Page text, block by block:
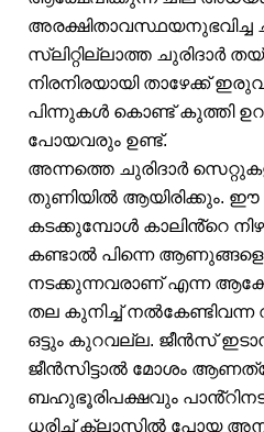
അരക്ഷിതാവസ്ഥയനുഭവിച്ച
സ്ലിറ്റില്ലാത്ത ചുരിദാർ
നിരനിരയായി താഴേക്ക്
പിന്നുകൾ കൊണ്ട് കുത്തി
പോയവരും ഉണ്ട്.
അന്നത്തെ ചുരിദാർ
തുണിയിൽ ആയിരിക്കും. ഈ
കടക്കുമ്പോൾ കാലിൻ്റെ
കണ്ടാൽ പിന്നെ ആണുങ്ങളെ
നടക്കുന്നവരാണ് എന്ന
തല കുനിച്ച് നൽകേണ്ടിവന്ന
ഒട്ടും കുറവല്ല. ജീൻസ്
ജീൻസിട്ടാൽ മോശം
ബഹുഭൂരിപക്ഷവും
ധരിച്ച് ക്ലാസിൽ പോയ